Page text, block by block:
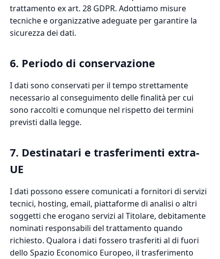
trattamento ex art. 28 GDPR. Adottiamo misure
tecniche e organizzative adeguate per garantire la
sicurezza dei dati.
6. Periodo di conservazione
I dati sono conservati per il tempo strettamente
necessario al conseguimento delle finalità per cui
sono raccolti e comunque nel rispetto dei termini
previsti dalla legge.
7. Destinatari e trasferimenti extra-
UE
I dati possono essere comunicati a fornitori di servizi
tecnici, hosting, email, piattaforme di analisi o altri
soggetti che erogano servizi al Titolare, debitamente
nominati responsabili del trattamento quando
richiesto. Qualora i dati fossero trasferiti al di fuori
dello Spazio Economico Europeo, il trasferimento